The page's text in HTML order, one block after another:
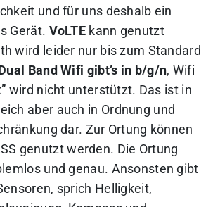
und für uns deshalb ein
Gerät. VoLTE kann genutzt
wird leider nur bis zum Standard
Band Wifi gibt’s in b/g/n, Wifi
wird nicht unterstützt. Das ist in
aber auch in Ordnung und
dar. Zur Ortung können
genutzt werden. Die Ortung
und genau. Ansonsten gibt
sprich Helligkeit,